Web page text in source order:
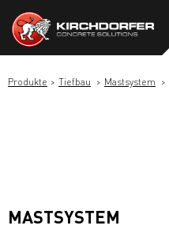
Inhalt
springen
Produkte Tiefbau Mastsystem
MASTSYSTEM